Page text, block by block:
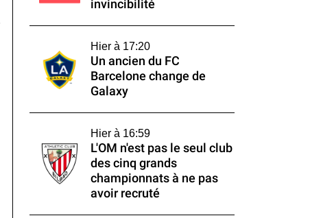
invincibilité
Hier à 17:20
Un ancien du FC
Barcelone change de
Galaxy
Hier à 16:59
L'OM n'est pas le seul club
des cinq grands
championnats à ne pas
avoir recruté